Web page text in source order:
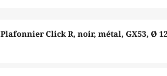
Click R, noir, métal, GX53, Ø